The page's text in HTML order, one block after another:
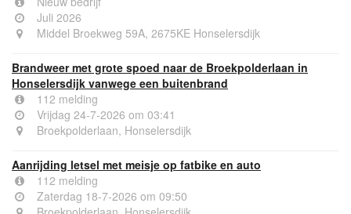
Juli 2026
Middel Broekweg 59A, 2675KE Honselersdijk
Brandweer met grote spoed naar de Broekpolderlaan in
Honselersdijk vanwege een buitenbrand
112 melding
Vrijdag 24-7-2026 om 03:41
Broekpolderlaan, Honselersdijk
Aanrijding letsel met meisje op fatbike en auto
112 melding
Zaterdag 18-7-2026 om 09:50